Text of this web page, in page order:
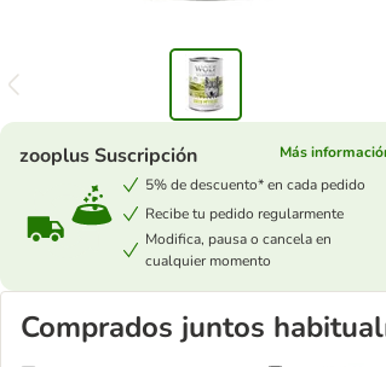
zooplus Suscripción
Más
5% de descuento* en cada pedido
Recibe tu pedido regularmente
Modifica, pausa o cancela en
cualquier momento
Comprados juntos